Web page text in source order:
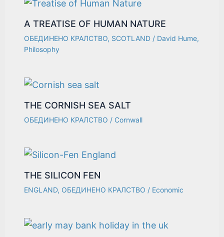
A TREATISE OF HUMAN NATURE
ОБЕДИНЕНО КРАЛСТВО, SCOTLAND / David Hume,
Philosophy
THE CORNISH SEA SALT
ОБЕДИНЕНО КРАЛСТВО / Cornwall
THE SILICON FEN
ENGLAND, ОБЕДИНЕНО КРАЛСТВО / Economic